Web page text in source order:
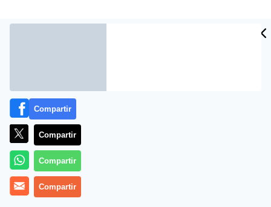
Más información
Compartir
Compartir
Compartir
Compartir